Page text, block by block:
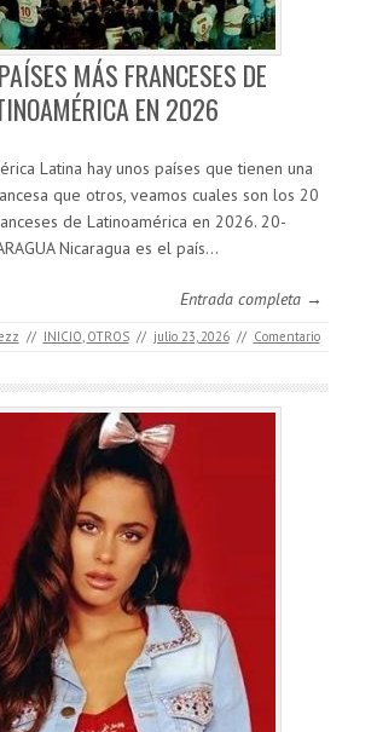
MÁS FRANCESES DE
EN 2026
Latina hay unos países que tienen una
que otros, veamos cuales son los 20
de Latinoamérica en 2026. 20-
Nicaragua es el país…
Entrada completa →
// INICIO, OTROS // julio 23, 2026 // Comentario